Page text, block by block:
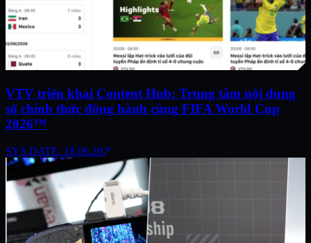
VTV triển khai Content Hub: Trung tâm nội dung
số chính thức đồng hành cùng FIFA World Cup
2026™
SYS.DATE: 18.06.2026